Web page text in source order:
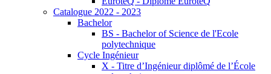
Catalogue 2022 - 2023
Bachelor
BS - Bachelor of Science de l'Ecole
polytechnique
Cycle Ingénieur
X - Titre d’Ingénieur diplômé de l’École